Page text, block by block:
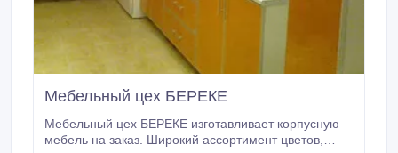
Мебельный цех БЕРЕКЕ
Мебельный цех БЕРЕКЕ изготавливает корпусную
мебель на заказ. Широкий ассортимент цветов,